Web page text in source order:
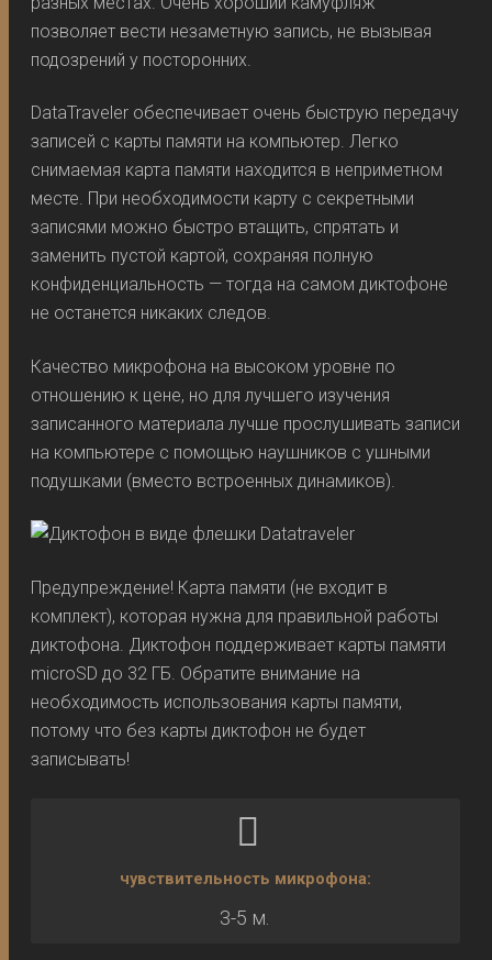
позволяет вести незаметную запись, не вызывая
подозрений у посторонних.
DataTraveler обеспечивает очень быструю передачу
записей с карты памяти на компьютер. Легко
снимаемая карта памяти находится в неприметном
месте. При необходимости карту с секретными
записями можно быстро втащить, спрятать и
заменить пустой картой, сохраняя полную
конфиденциальность — тогда на самом диктофоне
не останется никаких следов.
Качество микрофона на высоком уровне по
отношению к цене, но для лучшего изучения
записанного материала лучше прослушивать записи
на компьютере с помощью наушников с ушными
подушками (вместо встроенных динамиков).
Предупреждение! Карта памяти (не входит в
комплект), которая нужна для правильной работы
диктофона. Диктофон поддерживает карты памяти
microSD до 32 ГБ. Обратите внимание на
необходимость использования карты памяти,
потому что без карты диктофон не будет
записывать!
чувствительность микрофона:
3-5 м.